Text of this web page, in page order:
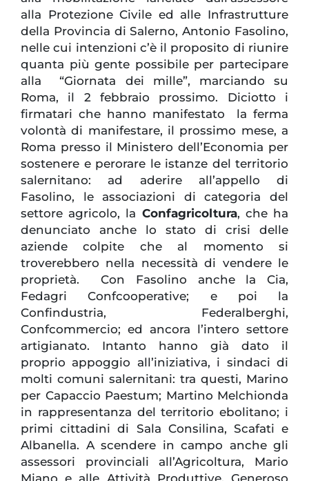
alla Protezione Civile ed alle Infrastrutture
della Provincia di Salerno, Antonio Fasolino,
nelle cui intenzioni c’è il proposito di riunire
quanta più gente possibile per partecipare
alla “Giornata dei mille”, marciando su
Roma, il 2 febbraio prossimo. Diciotto i
firmatari che hanno manifestato la ferma
volontà di manifestare, il prossimo mese, a
Roma presso il Ministero dell’Economia per
sostenere e perorare le istanze del territorio
salernitano: ad aderire all’appello di
Fasolino, le associazioni di categoria del
settore agricolo, la Confagricoltura, che ha
denunciato anche lo stato di crisi delle
aziende colpite che al momento si
troverebbero nella necessità di vendere le
proprietà. Con Fasolino anche la Cia,
Fedagri Confcooperative; e poi la
Confindustria, Federalberghi,
Confcommercio; ed ancora l’intero settore
artigianato. Intanto hanno già dato il
proprio appoggio all’iniziativa, i sindaci di
molti comuni salernitani: tra questi, Marino
per Capaccio Paestum; Martino Melchionda
in rappresentanza del territorio ebolitano; i
primi cittadini di Sala Consilina, Scafati e
Albanella. A scendere in campo anche gli
assessori provinciali all’Agricoltura, Mario
Miano e alle Attività Produttive, Generoso